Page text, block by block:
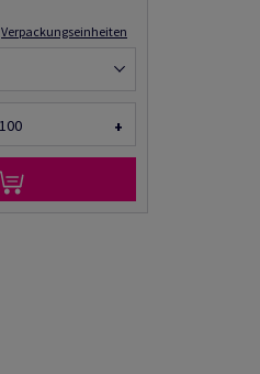
Verpackungseinheiten
+